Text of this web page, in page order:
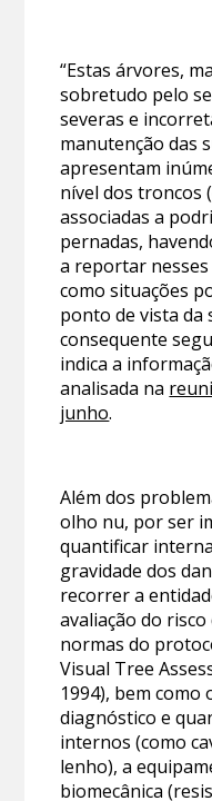
“Estas árvores,
sobretudo pelo
severas e
manutenção das
apresentam
nível dos troncos
associadas a
pernadas,
a reportar
como situações
ponto de vista da
consequente
indica a
analisada na
junho.
Além dos
olho nu, por ser
quantificar
gravidade dos
recorrer a
avaliação do
normas do
Visual Tree
1994), bem como
diagnóstico e
internos (como
lenho), a
biomecânica